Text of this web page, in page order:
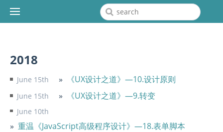
2018
June 15th 《UX设计之道》—10.设计原则
June 15th 《UX设计之道》—9.转变
June 10th
重温《JavaScript高级程序设计》—18.表单脚本